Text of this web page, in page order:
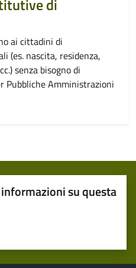
di
ai cittadini di
(es. nascita, residenza,
senza bisogno di
Amministrazioni
su questa
su 5
5